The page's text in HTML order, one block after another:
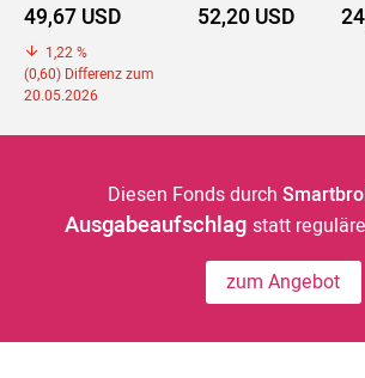
49,67 USD
1,22 %
(0,60) Differenz zum
20.05.2026
52,20 USD
Diesen Fonds durch
Ausgabeaufschlagstatt
zum Angebot